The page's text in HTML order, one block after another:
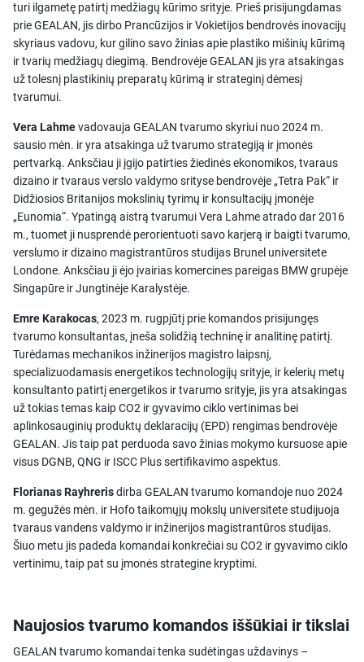
turi ilgametę patirtį medžiagų kūrimo srityje. Prieš prisijungdamas
prie GEALAN, jis dirbo Prancūzijos ir Vokietijos bendrovės inovacijų
skyriaus vadovu, kur gilino savo žinias apie plastiko mišinių kūrimą
ir tvarių medžiagų diegimą. Bendrovėje GEALAN jis yra atsakingas
už tolesnį plastikinių preparatų kūrimą ir strateginį dėmesį
tvarumui.
Vera Lahmevadovauja GEALAN tvarumo skyriui nuo 2024 m.
sausio mėn. ir yra atsakinga už tvarumo strategiją ir įmonės
pertvarką. Anksčiau ji įgijo patirties žiedinės ekonomikos, tvaraus
dizaino ir tvaraus verslo valdymo srityse bendrovėje „Tetra Pak“ ir
Didžiosios Britanijos mokslinių tyrimų ir konsultacijų įmonėje
„Eunomia“. Ypatingą aistrą tvarumui Vera Lahme atrado dar 2016
m., tuomet ji nusprendė perorientuoti savo karjerą ir baigti tvarumo,
verslumo ir dizaino magistrantūros studijas Brunel universitete
Londone. Anksčiau ji ėjo įvairias komercines pareigas BMW grupėje
Singapūre ir Jungtinėje Karalystėje.
Emre Karakocas, 2023 m. rugpjūtį prie komandos prisijungęs
tvarumo konsultantas, įneša solidžią techninę ir analitinę patirtį.
Turėdamas mechanikos inžinerijos magistro laipsnį,
specializuodamasis energetikos technologijų srityje, ir kelerių metų
konsultanto patirtį energetikos ir tvarumo srityje, jis yra atsakingas
už tokias temas kaip CO2 ir gyvavimo ciklo vertinimas bei
aplinkosauginių produktų deklaracijų (EPD) rengimas bendrovėje
GEALAN. Jis taip pat perduoda savo žinias mokymo kursuose apie
visus DGNB, QNG ir ISCC Plus sertifikavimo aspektus.
Florianas Rayhrerisdirba GEALAN tvarumo komandoje nuo 2024
m. gegužės mėn. ir Hofo taikomųjų mokslų universitete studijuoja
tvaraus vandens valdymo ir inžinerijos magistrantūros studijas.
Šiuo metu jis padeda komandai konkrečiai su CO2 ir gyvavimo ciklo
vertinimu, taip pat su įmonės strategine kryptimi.
Naujosios tvarumo komandos iššūkiai ir tikslai
GEALAN tvarumo komandai tenka sudėtingas uždavinys –